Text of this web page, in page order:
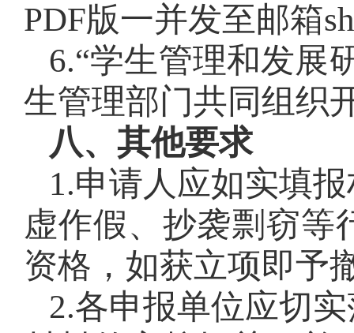
PDF版一并发至邮箱
6.“学生管理和发展
生管理部门共同组织
八、其他要求
1.申请人应如实填
虚作假、抄袭剽窃等
资格，如获立项即予
2.各申报单位应切